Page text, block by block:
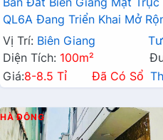
QL6A Đang Triển Khai Mở
Vị Trí: Biên Giang
Diện Tích: 100m²
Giá:8-8.5 Tỉ Đã Có Sổ
HÀ ĐÔNG